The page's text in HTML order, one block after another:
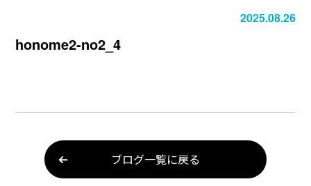
2025.08.26
honome2-no2_4
ブログ一覧に戻る